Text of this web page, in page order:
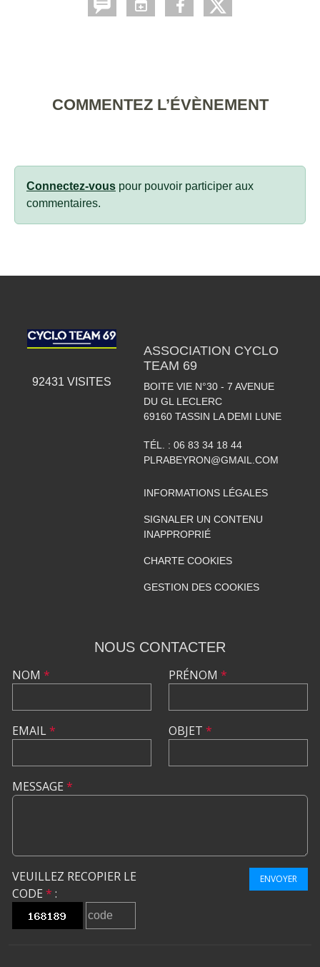
COMMENTEZ L’ÉVÈNEMENT
Connectez-vous pour pouvoir participer aux
commentaires.
92431 VISITES
ASSOCIATION CYCLO
TEAM 69
BOITE VIE N°30 - 7 AVENUE
DU GL LECLERC
69160 TASSIN LA DEMI LUNE
TÉL. : 06 83 34 18 44
PLRABEYRON@GMAIL.COM
INFORMATIONS LÉGALES
SIGNALER UN CONTENU
INAPPROPRIÉ
CHARTE COOKIES
GESTION DES COOKIES
NOUS CONTACTER
NOM *
EMAIL*
PRÉNOM *
OBJET *
MESSAGE *
VEUILLEZ RECOPIER LE
CODE * :
ENVOYER